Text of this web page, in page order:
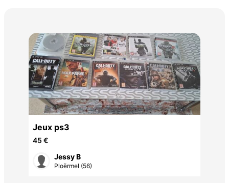
Jeux ps3
45 €
Jessy B
Ploërmel (56)